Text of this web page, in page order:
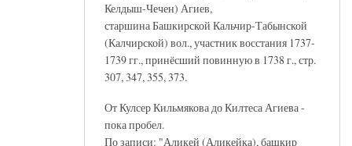
Келдыш-Чечен) Агиев,
старшина Башкирской Кальчир-Табынской
(Калчирской) вол., участник восстания 1737-
1739 гг., принёсший повинную в 1738 г., стр.
307, 347, 355, 373.
От Кулсер Кильмякова до Килтеса Агиева -
пока пробел.
По записи: "Аликей (Аликейка), башкир